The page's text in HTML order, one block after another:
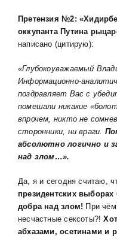
Претензия №2:
оккупанта Путина
написано (цитирую):
«Глубокоуважаемый
Информационно-
поздравляет Вас с
помешали никакие
впрочем, никто не
сторонники, ни враги.
абсолютно логично и
над злом…».
Да, я и сегодня считаю,
президентских
добра над злом! При
несчастные сексоты?!
абхазами, осетинами и